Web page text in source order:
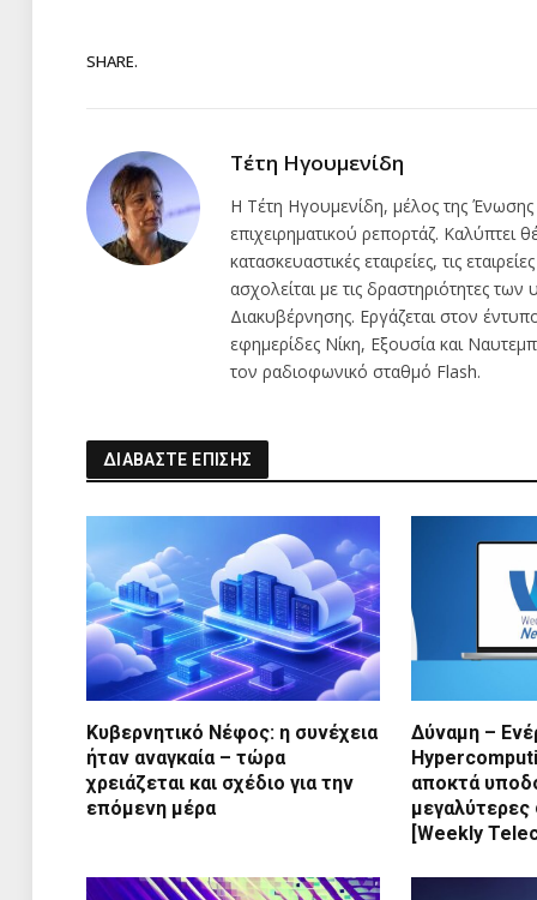
SHARE.
Τέτη Ηγουμενίδη
Η Τέτη Ηγουμενίδη, μέλος της
επιχειρηματικού ρεπορτάζ. Καλύπτει
κατασκευαστικές εταιρείες, τις
ασχολείται με τις δραστηριότητες
Διακυβέρνησης. Εργάζεται στον
εφημερίδες Νίκη, Εξουσία και
τον ραδιοφωνικό σταθμό Flash.
ΔΙΑΒΑΣΤΕ ΕΠΙΣΗΣ
Κυβερνητικό Νέφος: η συνέχεια
ήταν αναγκαία – τώρα
χρειάζεται και σχέδιο για την
επόμενη μέρα
Δύναμη –
αποκτά
μεγαλύτερες
[Weekly